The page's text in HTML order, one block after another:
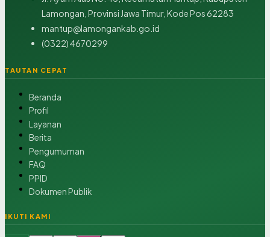
Lamongan, Provinsi Jawa Timur, Kode Pos 62283
mantup@lamongankab.go.id
(0322) 4670299
TAUTAN CEPAT
Beranda
Profil
Layanan
Berita
Pengumuman
FAQ
PPID
Dokumen Publik
IKUTI KAMI